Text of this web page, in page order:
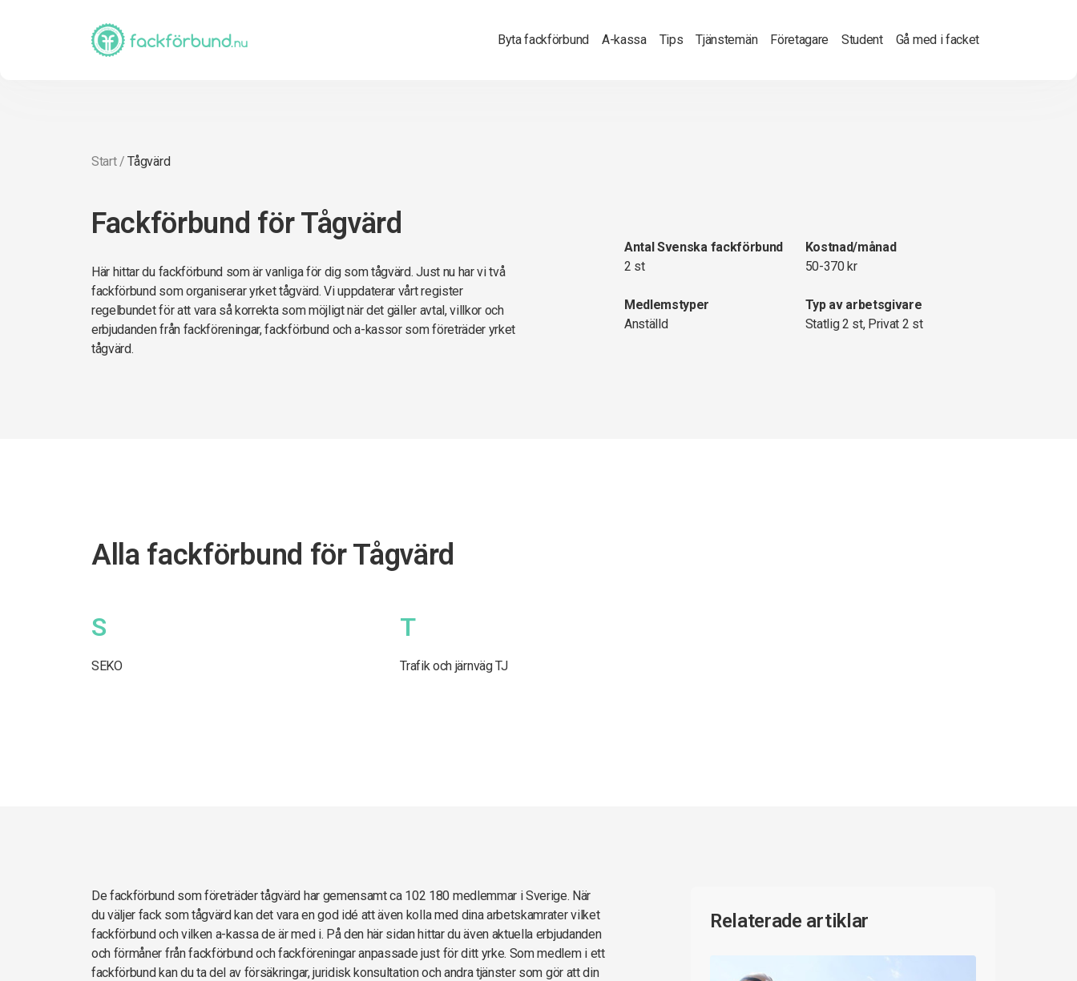
Byta fackförbund A-kassa Tips Tjänstemän Företagare Student Gå med i facket
Start/Tågvärd
Fackförbund för Tågvärd
Här hittar du fackförbund som är vanliga för dig som tågvärd. Just nu har vi två
fackförbund som organiserar yrket tågvärd. Vi uppdaterar vårt register
regelbundet för att vara så korrekta som möjligt när det gäller avtal, villkor och
erbjudanden från fackföreningar, fackförbund och a-kassor som företräder yrket
tågvärd.
Antal Svenska fackförbund
2 st
Kostnad/månad
50-370 kr
Medlemstyper
Anställd
Typ av arbetsgivare
Statlig 2 st, Privat 2 st
Alla fackförbund för Tågvärd
S
SEKO
T
Trafik och järnväg TJ
De fackförbund som företräder tågvärd har gemensamt ca 102 180 medlemmar i Sverige. När
du väljer fack som tågvärd kan det vara en god idé att även kolla med dina arbetskamrater vilket
fackförbund och vilken a-kassa de är med i. På den här sidan hittar du även aktuella erbjudanden
och förmåner från fackförbund och fackföreningar anpassade just för ditt yrke. Som medlem i ett
fackförbund kan du ta del av försäkringar, juridisk konsultation och andra tjänster som gör att din
Relaterade artiklar